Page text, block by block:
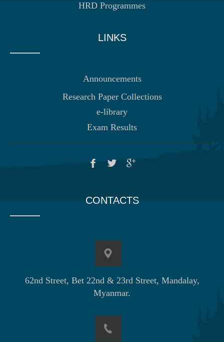
HRD Programmes
LINKS
Announcements
Research Paper Collections
e-library
Exam Results
CONTACTS
62nd Street, Bet 22nd & 23rd Street, Mandalay,
Myanmar.